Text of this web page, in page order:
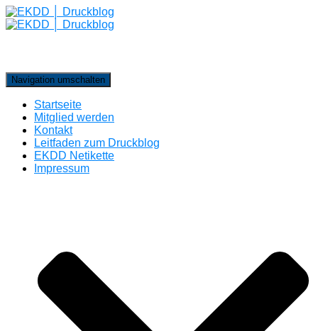
Navigation umschalten
Startseite
Mitglied werden
Kontakt
Leitfaden zum Druckblog
EKDD Netikette
Impressum